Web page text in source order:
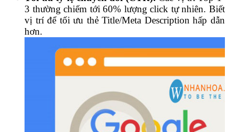
3 thường chiếm tới 60% lượng click tự nhiên. Biết
vị trí để tối ưu thẻ Title/Meta Description hấp dẫn
hơn.